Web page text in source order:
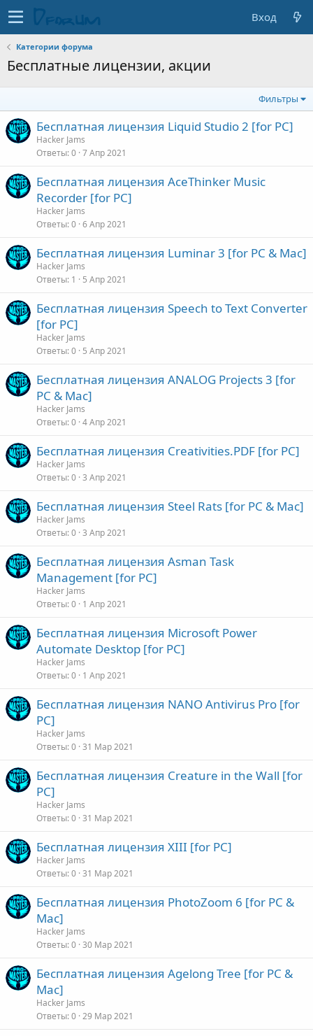
Вход
Категории форума
Бесплатные лицензии, акции
Фильтры
Бесплатная лицензия Liquid Studio 2 [for PC]
Hacker Jams
Ответы 0 7 Апр 2021
Бесплатная лицензия AceThinker Music
Recorder [for PC]
Hacker Jams
Ответы 0 6 Апр 2021
Бесплатная лицензия Luminar 3 [for PC & Mac]
Hacker Jams
Ответы 1 5 Апр 2021
Бесплатная лицензия Speech to Text Converter
[for PC]
Hacker Jams
Ответы 0 5 Апр 2021
Бесплатная лицензия ANALOG Projects 3 [for
PC & Mac]
Hacker Jams
Ответы 0 4 Апр 2021
Бесплатная лицензия Creativities.PDF [for PC]
Hacker Jams
Ответы 0 3 Апр 2021
Бесплатная лицензия Steel Rats [for PC & Mac]
Hacker Jams
Ответы 0 3 Апр 2021
Бесплатная лицензия Asman Task
Management [for PC]
Hacker Jams
Ответы 0 1 Апр 2021
Бесплатная лицензия Microsoft Power
Automate Desktop [for PC]
Hacker Jams
Ответы 0 1 Апр 2021
Бесплатная лицензия NANO Antivirus Pro [for
PC]
Hacker Jams
Ответы 0 31 Мар 2021
Бесплатная лицензия Creature in the Wall [for
PC]
Hacker Jams
Ответы 0 31 Мар 2021
Бесплатная лицензия XIII [for PC]
Hacker Jams
Ответы 0 31 Мар 2021
Бесплатная лицензия PhotoZoom 6 [for PC &
Mac]
Hacker Jams
Ответы 0 30 Мар 2021
Бесплатная лицензия Agelong Tree [for PC &
Mac]
Hacker Jams
Ответы 0 29 Мар 2021